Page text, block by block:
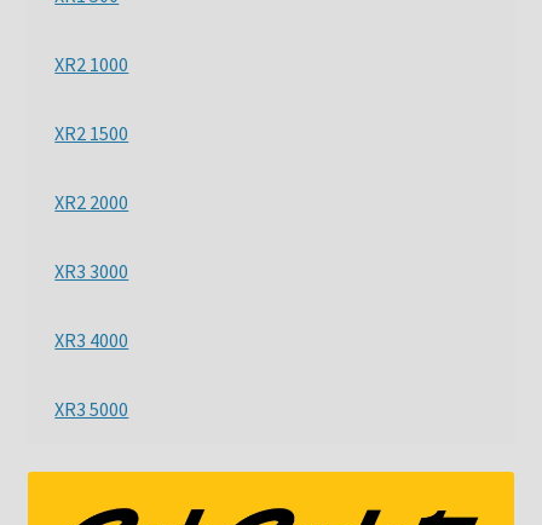
XR2 1000
XR2 1500
XR2 2000
XR3 3000
XR3 4000
XR3 5000